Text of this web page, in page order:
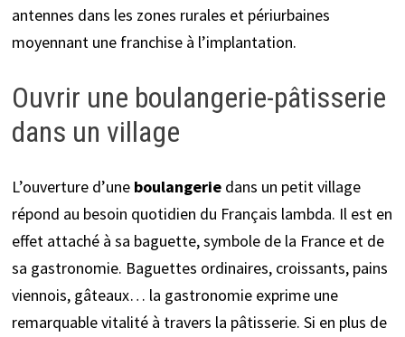
antennes dans les zones rurales et périurbaines
moyennant une franchise à l’implantation.
Ouvrir une boulangerie-pâtisserie
dans un village
L’ouverture d’une boulangerie dans un petit village
répond au besoin quotidien du Français lambda. Il est en
effet attaché à sa baguette, symbole de la France et de
sa gastronomie. Baguettes ordinaires, croissants, pains
viennois, gâteaux… la gastronomie exprime une
remarquable vitalité à travers la pâtisserie. Si en plus de